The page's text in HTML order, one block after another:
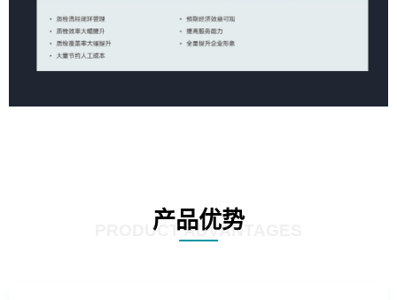
产品优势
PRODUCT ADVANTAGES